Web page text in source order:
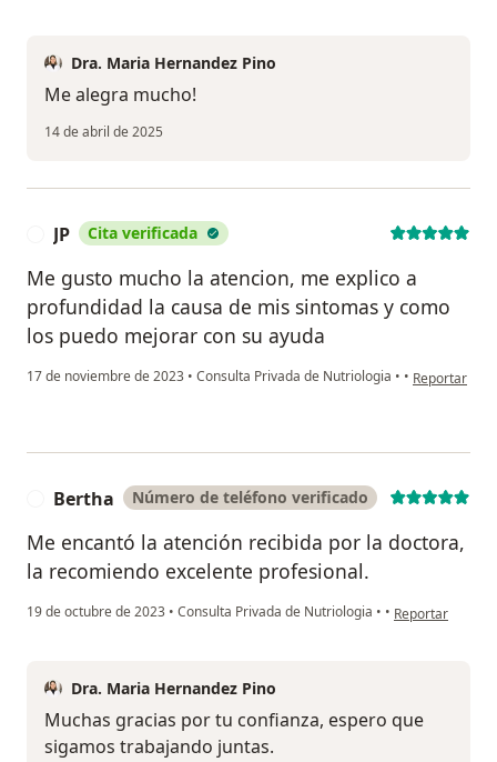
Dra. Maria Hernandez Pino
Me alegra mucho!
14 de abril de 2025
JP Cita verificada
Me gusto mucho la atencion, me explico a
profundidad la causa de mis sintomas y como
los puedo mejorar con su ayuda
17 de noviembre de 2023 • Consulta Privada de Nutriologia • • en opinión
Reportar
Bertha Número de teléfono verificado
Me encantó la atención recibida por la doctora,
la recomiendo excelente profesional.
19 de octubre de 2023 • Consulta Privada de Nutriologia • • en opinión del
Reportar
Dra. Maria Hernandez Pino
Muchas gracias por tu confianza, espero que
sigamos trabajando juntas.